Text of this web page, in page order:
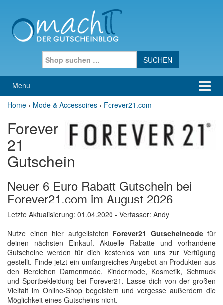
Menu
Home › Mode & Accessoires › Forever21.com
Forever
21
Gutschein
Neuer 6 Euro Rabatt Gutschein bei
Forever21.com im August 2026
Letzte Aktualisierung: 01.04.2020 - Verfasser: Andy
Nutze einen hier aufgelisteten Forever21 Gutscheincodefür
deinen nächsten Einkauf. Aktuelle Rabatte und vorhandene
Gutscheine werden für dich kostenlos von uns zur Verfügung
gestellt. Finde jetzt ein umfangreiches Angebot an Produkten aus
den Bereichen Damenmode, Kindermode, Kosmetik, Schmuck
und Sportbekleidung bei Forever21. Lasse dich von der großen
Vielfalt im Online-Shop begeistern und vergesse außerdem die
Möglichkeit eines Gutscheins nicht.